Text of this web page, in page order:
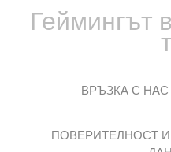
Геймингът
ВРЪЗКА С НАС
ПОВЕРИТЕЛНОСТ